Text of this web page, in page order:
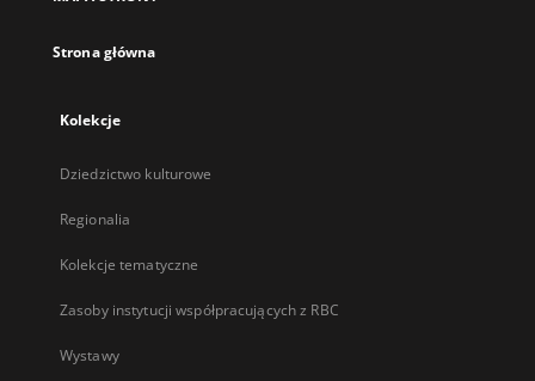
Strona główna
Kolekcje
Dziedzictwo kulturowe
Regionalia
Kolekcje tematyczne
Zasoby instytucji współpracujących z RBC
Wystawy